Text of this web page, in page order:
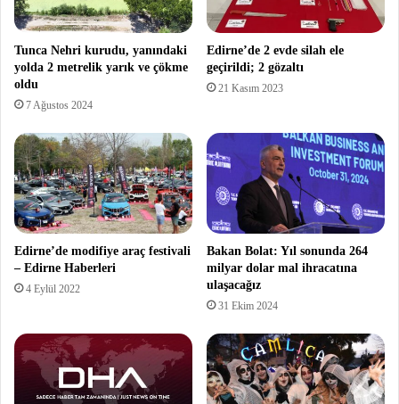
Tunca Nehri kurudu, yanındaki
yolda 2 metrelik yarık ve çökme
oldu
7 Ağustos 2024
Edirne’de 2 evde silah ele
geçirildi; 2 gözaltı
21 Kasım 2023
Edirne’de modifiye araç festivali
– Edirne Haberleri
4 Eylül 2022
Bakan Bolat: Yıl sonunda 264
milyar dolar mal ihracatına
ulaşacağız
31 Ekim 2024